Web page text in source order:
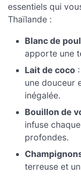
essentiels qui
Thaïlande :
Blanc de
apporte une
Lait de coco
une douceur
inégalée.
Bouillon de
infuse
profondes.
terreuse et